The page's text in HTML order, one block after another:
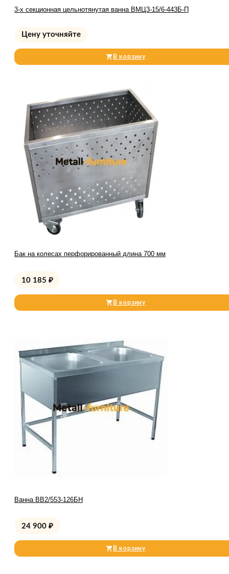
3-х секционная цельнотянутая ванна ВМЦ3-15/6-443Б-П
Цену уточняйте
В корзину
Бак на колесах перфорированный длина 700 мм
10 185 ₽
В корзину
Ванна ВВ2/553-126БН
24 900 ₽
В корзину